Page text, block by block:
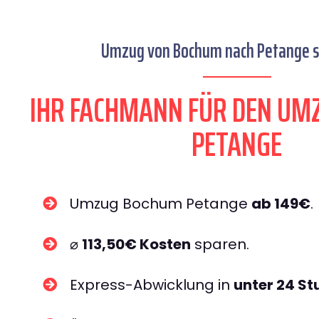
Umzug von Bochum nach Petange
IHR FACHMANN FÜR DEN
PETANGE
Umzug Bochum Petange ab 149€.
⌀ 113,50€ Kosten sparen.
Express-Abwicklung in unter 24